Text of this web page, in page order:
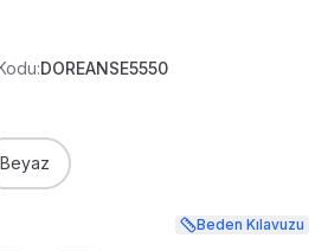
DOREANSE5550
Beyaz
Beden Kılavuzu